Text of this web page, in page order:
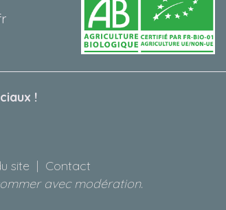
!
site | Contact
avec modération.